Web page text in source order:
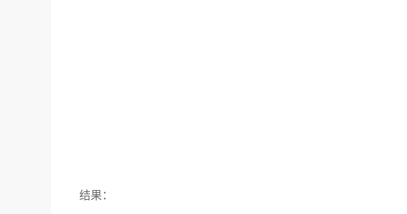
结果：